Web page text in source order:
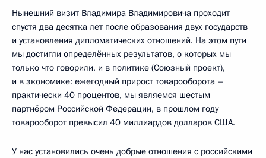
Нынешний визит Владимира Владимировича проходит
спустя два десятка лет после образования двух государств
и установления дипломатических отношений. На этом пути
мы достигли определённых результатов, о которых мы
только что говорили, и в политике (Союзный проект),
и в экономике: ежегодный прирост товарооборота –
практически 40 процентов, мы являемся шестым
партнёром Российской Федерации, в прошлом году
товарооборот превысил 40 миллиардов долларов США.
У нас установились очень добрые отношения с российскими